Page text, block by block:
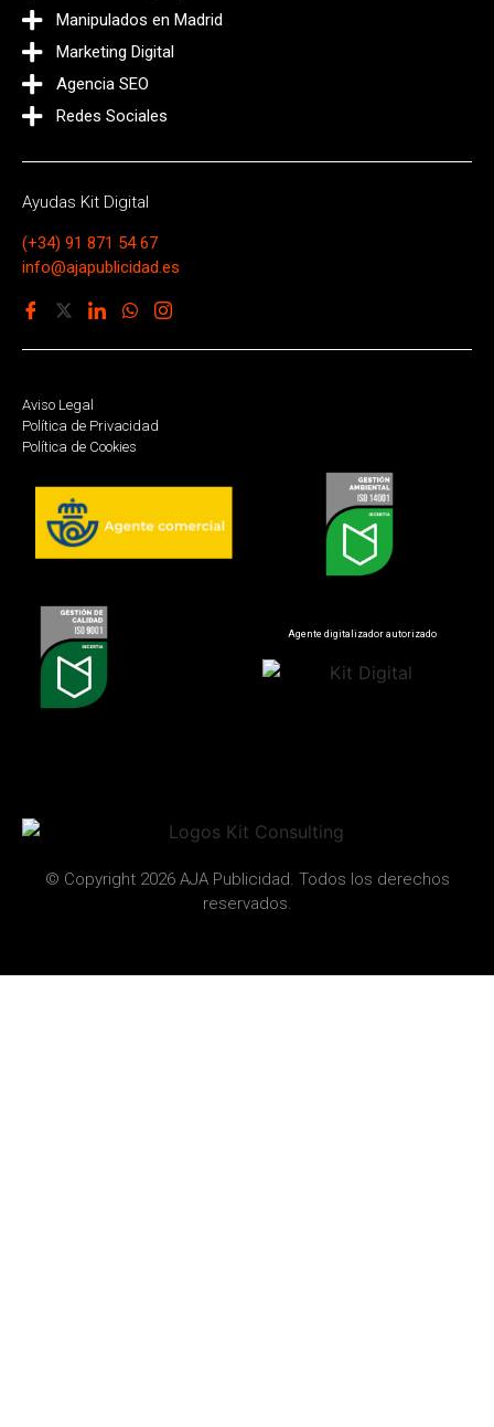
Manipulados en Madrid
Marketing Digital
Agencia SEO
Redes Sociales
Ayudas Kit Digital
(+34) 91 871 54 67
info@ajapublicidad.es
Aviso Legal
Política de Privacidad
Política de Cookies
Agente digitalizador autorizado
© Copyright 2026 AJA Publicidad. Todos los derechos
reservados.